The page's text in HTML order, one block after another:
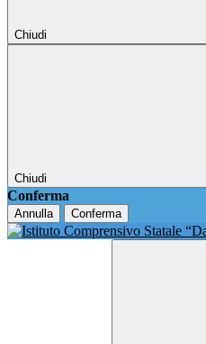
Chiudi
Chiudi
Conferma
Annulla Conferma